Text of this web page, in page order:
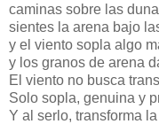
caminas sobre las
sientes la arena bajo
y el viento sopla algo
y los granos de arena
El viento no busca
Solo sopla, genuina y
Y al serlo, transforma